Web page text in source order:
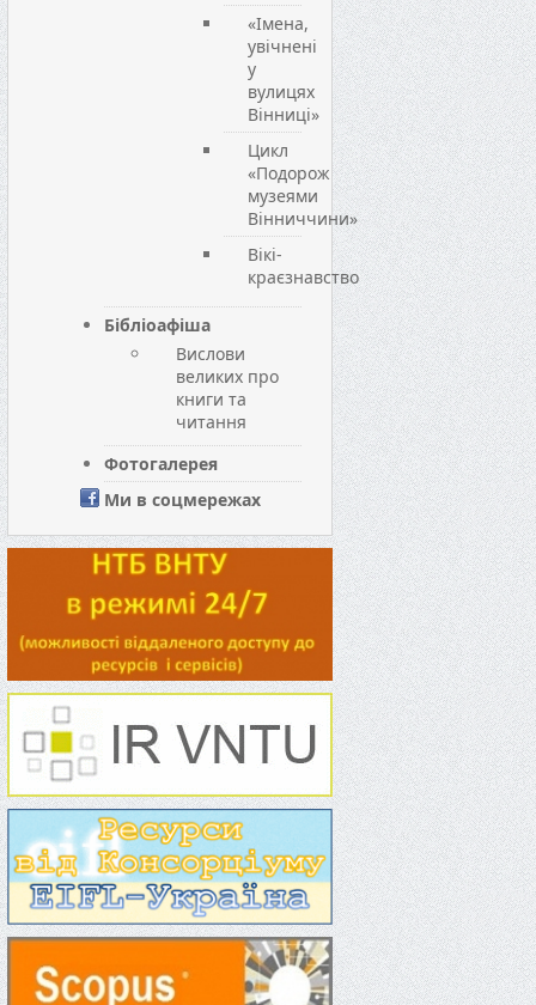
«Імена,
увічнені
у
вулицях
Вінниці»
Цикл
«Подорож
музеями
Вінниччини»
Вікі-
краєзнавство
Бібліоафіша
Вислови
великих про
книги та
читання
Фотогалерея
Ми в соцмережах